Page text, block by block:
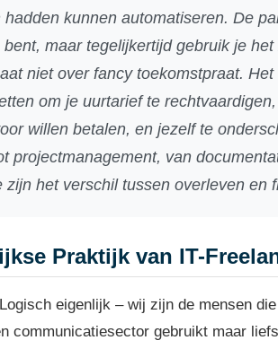
kunnen automatiseren. De
maar tegelijkertijd gebruik je
niet over fancy toekomstpraat.
om je uurtarief te
willen betalen, en jezelf te
projectmanagement, van
het verschil tussen overleven en
Praktijk van IT-
eigenlijk – wij zijn de mensen
communicatiesector gebruikt maar